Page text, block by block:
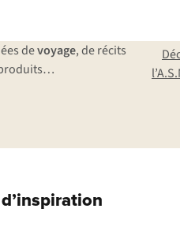
devoyage, de récits
produits…